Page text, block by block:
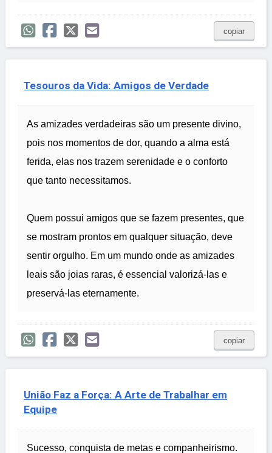
copiar
Tesouros da Vida: Amigos de Verdade
As amizades verdadeiras são um presente divino,
pois nos momentos de dor, quando a alma está
ferida, elas nos trazem serenidade e o conforto
que tanto necessitamos.
Quem possui amigos que se fazem presentes, que
se mostram prontos em qualquer situação, deve
sentir orgulho. Em um mundo onde as amizades
leais são joias raras, é essencial valorizá-las e
preservá-las eternamente.
copiar
União Faz a Força: A Arte de Trabalhar em
Equipe
Sucesso, conquista de metas e companheirismo.